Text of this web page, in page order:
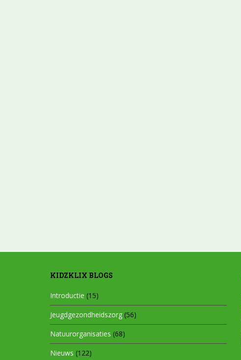
KIDZKLIX BLOGS
Introductie (15)
Jeugdgezondheidszorg (56)
Natuurorganisaties (68)
Nieuws (122)